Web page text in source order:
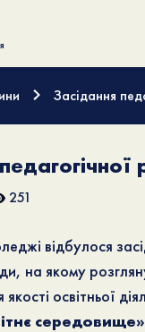
Засідання
251
відбулося
на якому
освітньої
середовище»